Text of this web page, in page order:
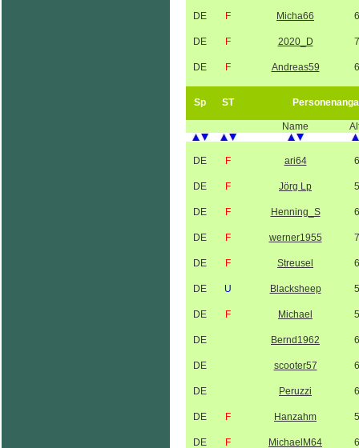
DE F Micha66
DE F 2020_D
DE F Andreas59
Sp ST
Name
DE F ari64
DE F Jörg Lp
DE F Henning_S
DE F werner1955
DE F Streusel
DE U Blacksheep
DE F Michael
DE Bernd1962
DE scooter57
DE Peruzzi
DE F Hanzahm
DE F MichaelM64